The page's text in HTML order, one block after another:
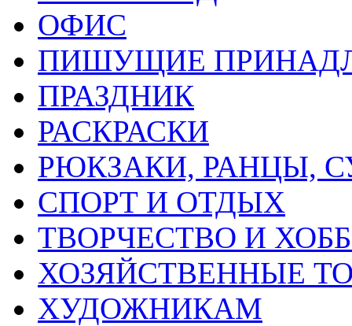
ОФИС
ПИШУЩИЕ
ПРАЗДНИК
РАСКРАСКИ
РЮКЗАКИ, РАНЦЫ,
СПОРТ И ОТДЫХ
ТВОРЧЕСТВО И
ХОЗЯЙСТВЕННЫЕ
ХУДОЖНИКАМ